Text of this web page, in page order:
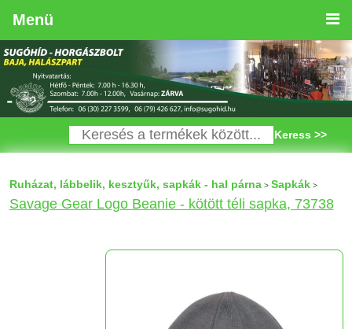
Menü
Keress >>
Ruházat, lábbelik, kesztyűk, sapkák - hal párna> Sapkák>
Savage Gear Logo Beanie - kötött téli sapka, 73738